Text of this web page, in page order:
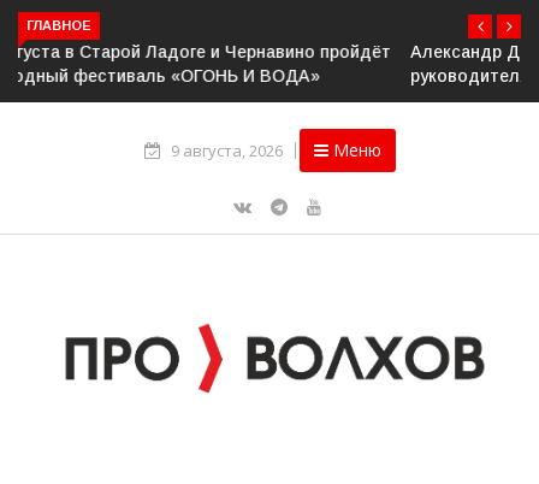
ГЛАВНОЕ
Александр Дрозденко провёл рабочее совещание с
руководителями Ассоциации ветеранов СВО
9 августа, 2026 Меню